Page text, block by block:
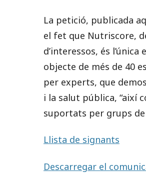
La petició, publicada
el fet que Nutriscore,
d’interessos, és
objecte de més de 40
per experts, que
i la salut pública, “així
suportats per grups de
Llista de signants
Descarregar el